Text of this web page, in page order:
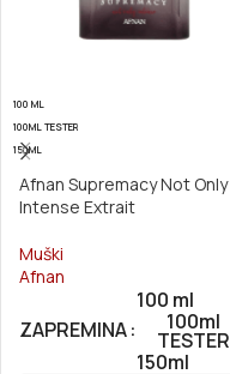
100 ML
100ML TESTER
150ML
Afnan Supremacy Not Only
Intense Extrait
Muški
Afnan
ZAPREMINA
100 ml
100ml
TESTER
150ml